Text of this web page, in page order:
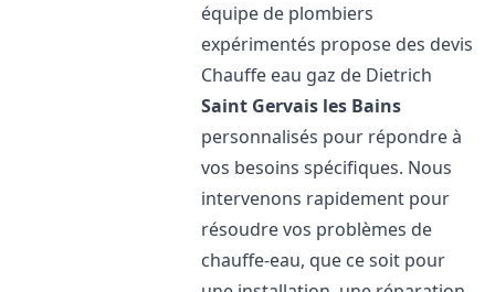
équipe de plombiers
expérimentés propose des devis
Chauffe eau gaz de Dietrich
Saint Gervais les Bains
personnalisés pour répondre à
vos besoins spécifiques. Nous
intervenons rapidement pour
résoudre vos problèmes de
chauffe-eau, que ce soit pour